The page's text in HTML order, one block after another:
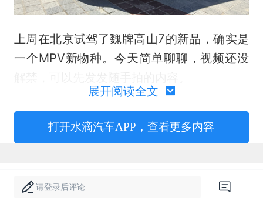
上周在北京试驾了魏牌高山7的新品，确实是
一个MPV新物种。今天简单聊聊，视频还没
车主，本以为是老款被替代了——结果完全不
是。等于是和现有的一起卖，增加了个版本。
展开阅读全文
打开水滴汽车APP，查看更多内容
请登录后评论